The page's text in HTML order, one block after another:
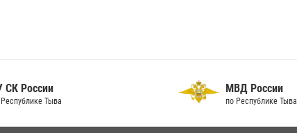
СК России
Тыва
МВД России
по Республике Тыва